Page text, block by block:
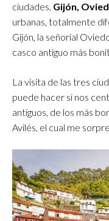
ciudades, Gijón,
urbanas, totalmente
Gijón, la señorial
casco antiguo más
La visita de las tres
puede hacer si nos
antiguos, de los más
Avilés, el cual me